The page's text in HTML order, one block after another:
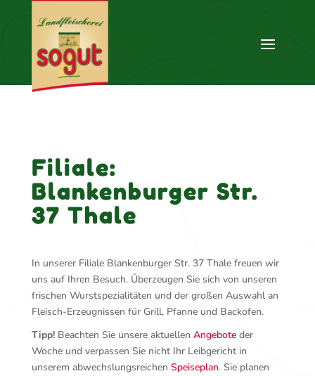
Filiale:
Blankenburger Str.
37 Thale
In unserer Filiale Blankenburger Str. 37 Thale freuen wir
uns auf Ihren Besuch. Überzeugen Sie sich von unseren
frischen Wurstspezialitäten und der großen Auswahl an
Fleisch-Erzeugnissen für Grill, Pfanne und Backofen.
Tipp! Beachten Sie unsere aktuellen Angeboteder
Woche und verpassen Sie nicht Ihr Leibgericht in
unserem abwechslungsreichen Speiseplan. Sie planen